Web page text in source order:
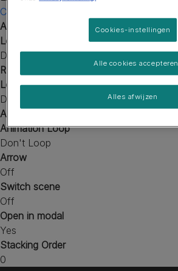
Cat - Park - Cat breeds [Quiz]
Audio
Loop Audio
Don't Loop
Reward Audio
Loop Audio
Don't Loop
Animation
Animation Loop
Don't Loop
Arrow
Off
Switch scene
Off
Open in modal
Yes
Stacking Order
0
Cookies-instellingen
Alles afwijzen
Alle cookies accepteren